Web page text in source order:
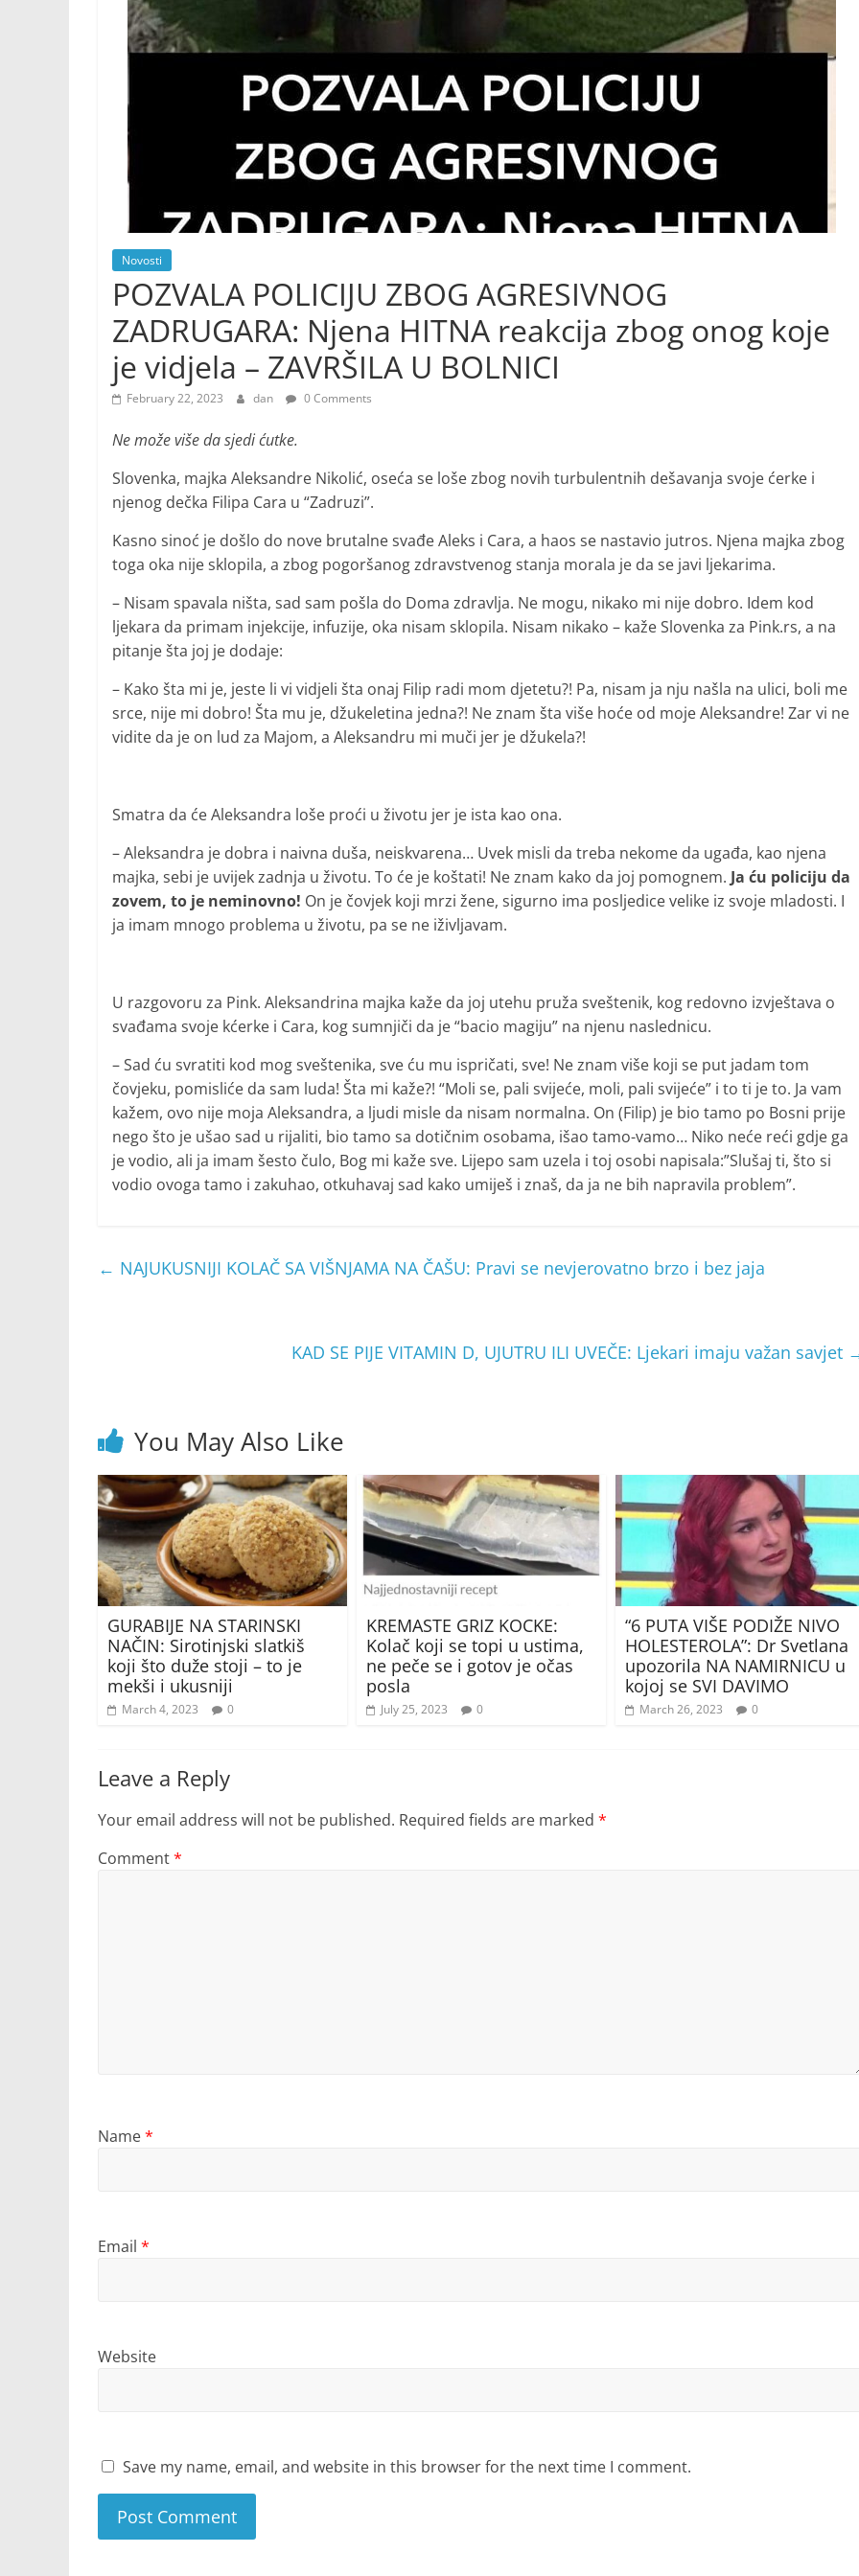
Novosti
POZVALA POLICIJU ZBOG AGRESIVNOG
ZADRUGARA: Njena HITNA reakcija zbog onog koje
je vidjela – ZAVRŠILA U BOLNICI
February 22, 2023 dan 0 Comments
Ne može više da sjedi ćutke.
Slovenka, majka Aleksandre Nikolić, oseća se loše zbog novih turbulentnih dešavanja svoje ćerke i
njenog dečka Filipa Cara u “Zadruzi”.
Kasno sinoć je došlo do nove brutalne svađe Aleks i Cara, a haos se nastavio jutros. Njena majka zbog
toga oka nije sklopila, a zbog pogoršanog zdravstvenog stanja morala je da se javi ljekarima.
– Nisam spavala ništa, sad sam pošla do Doma zdravlja. Ne mogu, nikako mi nije dobro. Idem kod
ljekara da primam injekcije, infuzije, oka nisam sklopila. Nisam nikako – kaže Slovenka za Pink.rs, a na
pitanje šta joj je dodaje:
– Kako šta mi je, jeste li vi vidjeli šta onaj Filip radi mom djetetu?! Pa, nisam ja nju našla na ulici, boli me
srce, nije mi dobro! Šta mu je, džukeletina jedna?! Ne znam šta više hoće od moje Aleksandre! Zar vi ne
vidite da je on lud za Majom, a Aleksandru mi muči jer je džukela?!
Smatra da će Aleksandra loše proći u životu jer je ista kao ona.
– Aleksandra je dobra i naivna duša, neiskvarena… Uvek misli da treba nekome da ugađa, kao njena
majka, sebi je uvijek zadnja u životu. To će je koštati! Ne znam kako da joj pomognem. Ja ću policiju da
zovem, to je neminovno! On je čovjek koji mrzi žene, sigurno ima posljedice velike iz svoje mladosti. I
ja imam mnogo problema u životu, pa se ne iživljavam.
U razgovoru za Pink. Aleksandrina majka kaže da joj utehu pruža sveštenik, kog redovno izvještava o
svađama svoje kćerke i Cara, kog sumnjiči da je “bacio magiju” na njenu naslednicu.
– Sad ću svratiti kod mog sveštenika, sve ću mu ispričati, sve! Ne znam više koji se put jadam tom
čovjeku, pomisliće da sam luda! Šta mi kaže?! “Moli se, pali svijeće, moli, pali svijeće” i to ti je to. Ja vam
kažem, ovo nije moja Aleksandra, a ljudi misle da nisam normalna. On (Filip) je bio tamo po Bosni prije
nego što je ušao sad u rijaliti, bio tamo sa dotičnim osobama, išao tamo-vamo… Niko neće reći gdje ga
je vodio, ali ja imam šesto čulo, Bog mi kaže sve. Lijepo sam uzela i toj osobi napisala:”Slušaj ti, što si
vodio ovoga tamo i zakuhao, otkuhavaj sad kako umiješ i znaš, da ja ne bih napravila problem”.
← NAJUKUSNIJI KOLAČ SA VIŠNJAMA NA ČAŠU: Pravi se nevjerovatno brzo i bez jaja
KAD SE PIJE VITAMIN D, UJUTRU ILI UVEČE: Ljekari imaju važan savjet
You May Also Like
GURABIJE NA STARINSKI
NAČIN: Sirotinjski slatkiš
koji što duže stoji – to je
mekši i ukusniji
March 4, 2023 0
KREMASTE GRIZ KOCKE:
Kolač koji se topi u ustima,
ne peče se i gotov je očas
posla
July 25, 2023 0
“6 PUTA VIŠE PODIŽE NIVO
HOLESTEROLA”: Dr Svetlana
upozorila NA NAMIRNICU u
kojoj se SVI DAVIMO
March 26, 2023 0
Leave a Reply
Your email address will not be published. Required fields are marked *
Comment*
Name*
Email *
Website
Save my name, email, and website in this browser for the next time I comment.